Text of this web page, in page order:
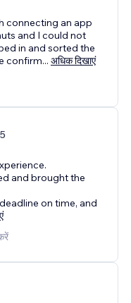
connecting an app
and I could not
in and sorted the
confirm... अधिक दिखाएं
and brought the
on time, and